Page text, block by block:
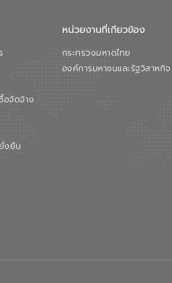
อจัดจ้าง
งยืน
หน่วยงานที่เกียวข้อง
กระทรวงมหาดไทย
องค์การมหาชนและรัฐวิสาหกิจ